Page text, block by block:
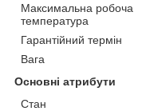
Максимальна робоча
температура
Гарантійний термін
Вага
Основні атрибути
Стан